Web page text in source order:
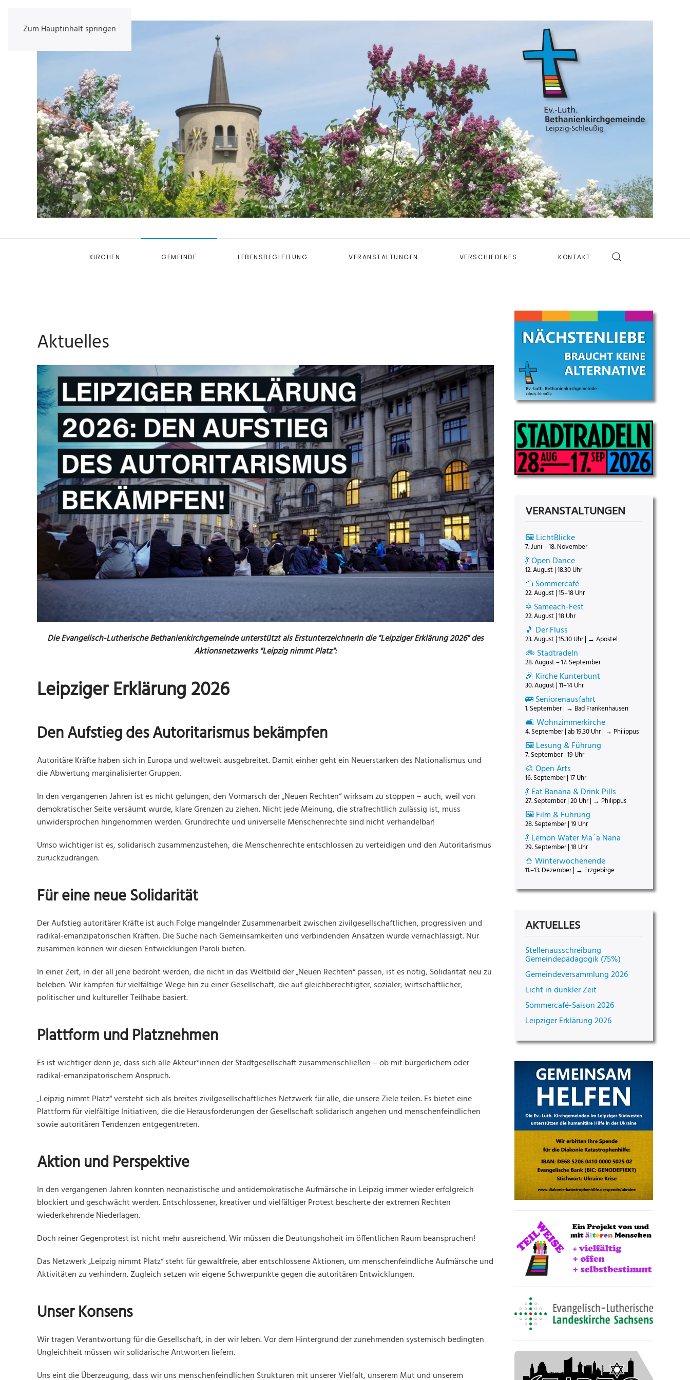
Zum Hauptinhalt springen
KIRCHEN GEMEINDE LEBENSBEGLEITUNG VERANSTALTUNGEN VERSCHIEDENES KONTAKT
Aktuelles
Die Evangelisch-Lutherische Bethanienkirchgemeinde unterstützt als Erstunterzeichnerin die "Leipziger Erklärung 2026" des
Aktionsnetzwerks "Leipzig nimmt Platz":
Leipziger Erklärung 2026
Den Aufstieg des Autoritarismus bekämpfen
Autoritäre Kräfte haben sich in Europa und weltweit ausgebreitet. Damit einher geht ein Neuerstarken des Nationalismus und
die Abwertung marginalisierter Gruppen.
In den vergangenen Jahren ist es nicht gelungen, den Vormarsch der „Neuen Rechten“ wirksam zu stoppen – auch, weil von
demokratischer Seite versäumt wurde, klare Grenzen zu ziehen. Nicht jede Meinung, die strafrechtlich zulässig ist, muss
unwidersprochen hingenommen werden. Grundrechte und universelle Menschenrechte sind nicht verhandelbar!
Umso wichtiger ist es, solidarisch zusammenzustehen, die Menschenrechte entschlossen zu verteidigen und den Autoritarismus
zurückzudrängen.
Für eine neue Solidarität
Der Aufstieg autoritärer Kräfte ist auch Folge mangelnder Zusammenarbeit zwischen zivilgesellschaftlichen, progressiven und
radikal-emanzipatorischen Kräften. Die Suche nach Gemeinsamkeiten und verbindenden Ansätzen wurde vernachlässigt. Nur
zusammen können wir diesen Entwicklungen Paroli bieten.
In einer Zeit, in der all jene bedroht werden, die nicht in das Weltbild der „Neuen Rechten“ passen, ist es nötig, Solidarität neu zu
beleben. Wir kämpfen für vielfältige Wege hin zu einer Gesellschaft, die auf gleichberechtigter, sozialer, wirtschaftlicher,
politischer und kultureller Teilhabe basiert.
Plattform und Platznehmen
Es ist wichtiger denn je, dass sich alle Akteur*innen der Stadtgesellschaft zusammenschließen – ob mit bürgerlichem oder
radikal-emanzipatorischem Anspruch.
„Leipzig nimmt Platz“ versteht sich als breites zivilgesellschaftliches Netzwerk für alle, die unsere Ziele teilen. Es bietet eine
Plattform für vielfältige Initiativen, die die Herausforderungen der Gesellschaft solidarisch angehen und menschenfeindlichen
sowie autoritären Tendenzen entgegentreten.
Aktion und Perspektive
In den vergangenen Jahren konnten neonazistische und antidemokratische Aufmärsche in Leipzig immer wieder erfolgreich
blockiert und geschwächt werden. Entschlossener, kreativer und vielfältiger Protest bescherte der extremen Rechten
wiederkehrende Niederlagen.
Doch reiner Gegenprotest ist nicht mehr ausreichend. Wir müssen die Deutungshoheit im öffentlichen Raum beanspruchen!
Das Netzwerk „Leipzig nimmt Platz“ steht für gewaltfreie, aber entschlossene Aktionen, um menschenfeindliche Aufmärsche und
Aktivitäten zu verhindern. Zugleich setzen wir eigene Schwerpunkte gegen die autoritären Entwicklungen.
Unser Konsens
Wir tragen Verantwortung für die Gesellschaft, in der wir leben. Vor dem Hintergrund der zunehmenden systemisch bedingten
Ungleichheit müssen wir solidarische Antworten liefern.
Uns eint die Überzeugung, dass wir uns menschenfeindlichen Strukturen mit unserer Vielfalt, unserem Mut und unserem
VERANSTALTUNGEN
🖼️ LichtBlicke
7. Juni – 18. November
💃 Open Dance
12. August | 18.30 Uhr
🍰 Sommercafé
22. August | 15–18 Uhr
✡️ Sameach-Fest
22. August | 18 Uhr
🎵 Der Fluss
23. August | 15.30 Uhr | → Apostel
🚲 Stadtradeln
28. August – 17. September
🎉 Kirche Kunterbunt
30. August | 11–14 Uhr
🚌 Seniorenausfahrt
1. September | → Bad Frankenhausen
🛋️ Wohnzimmerkirche
4. September | ab 19.30 Uhr | → Philippus
🖼️ Lesung & Führung
7. September | 19 Uhr
🎨 Open Arts
16. September | 17 Uhr
💃 Eat Banana & Drink Pills
27. September | 20 Uhr | → Philippus
🖼️ Film & Führung
28. September | 19 Uhr
💃 Lemon Water Ma´a Nana
29. September | 18 Uhr
⛄ Winterwochenende
11.–13. Dezember | → Erzgebirge
AKTUELLES
Stellenausschreibung
Gemeindepädagogik (75%)
Gemeindeversammlung 2026
Licht in dunkler Zeit
Sommercafé-Saison 2026
Leipziger Erklärung 2026